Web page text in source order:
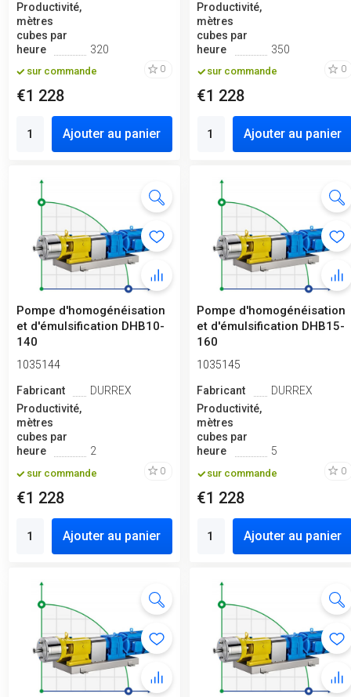
Productivité,
mètres
cubes par
heure
320
sur commande 0
€1 228
Ajouter au panier
Productivité,
mètres
cubes par
heure
350
sur commande 0
€1 228
Ajouter au panier
Pompe d'homogénéisation
et d'émulsification DHB10-
140
1035144
Fabricant
DURREX
Productivité,
mètres
cubes par
heure
2
sur commande 0
€1 228
Ajouter au panier
Pompe d'homogénéisation
et d'émulsification DHB15-
160
1035145
Fabricant
DURREX
Productivité,
mètres
cubes par
heure
5
sur commande 0
€1 228
Ajouter au panier